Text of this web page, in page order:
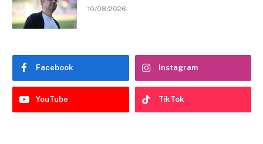
10/08/2026
Facebook Instagram
YouTube TikTok